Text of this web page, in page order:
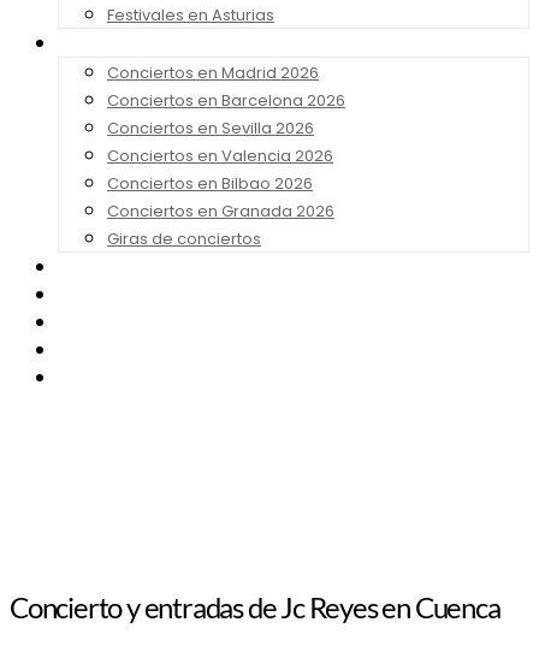
Festivales en Asturias
Conciertos en Madrid 2026
Conciertos en Barcelona 2026
Conciertos en Sevilla 2026
Conciertos en Valencia 2026
Conciertos en Bilbao 2026
Conciertos en Granada 2026
Giras de conciertos
Concierto y entradas de Jc Reyes en Cuenca